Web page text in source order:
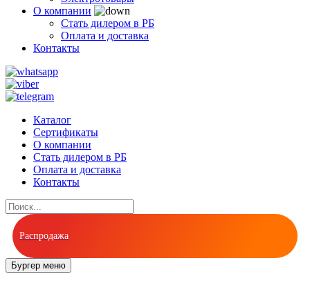
О компании
Стать дилером в РБ
Оплата и доставка
Контакты
Каталог
Сертификаты
О компании
Стать дилером в РБ
Оплата и доставка
Контакты
Распродажа
Бургер меню